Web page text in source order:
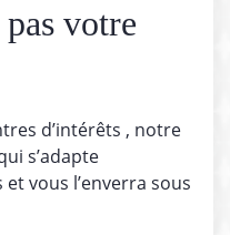
votre
d’intérêts , notre
s’adapte
vous l’enverra sous